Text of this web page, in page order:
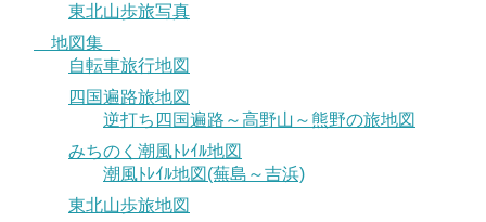
東北山歩旅写真
地図集
自転車旅行地図
四国遍路旅地図
逆打ち四国遍路～高野山～熊野の旅地図
みちのく潮風ﾄﾚｲﾙ地図
潮風ﾄﾚｲﾙ地図(蕪島～吉浜)
東北山歩旅地図